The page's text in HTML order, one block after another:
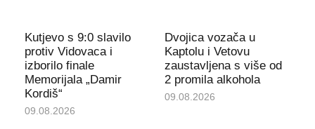
Kutjevo s 9:0 slavilo
protiv Vidovaca i
izborilo finale
Memorijala „Damir
Kordiš“
09.08.2026
Dvojica vozača u
Kaptolu i Vetovu
zaustavljena s više od
2 promila alkohola
09.08.2026